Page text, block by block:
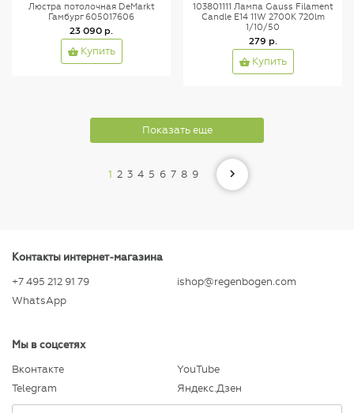
Люстра потолочная DeMarkt
Гамбург 605017606
23 090 р.
Купить
103801111 Лампа Gauss Filament
Candle E14 11W 2700K 720lm
1/10/50
279 р.
Купить
Показать еще
1 2 3 4 5 6 7 8 9
Контакты интернет-магазина
+7 495 212 91 79
WhatsApp
ishop@regenbogen.com
Мы в соцсетях
Вконтакте
Telegram
YouTube
Яндекс.Дзен